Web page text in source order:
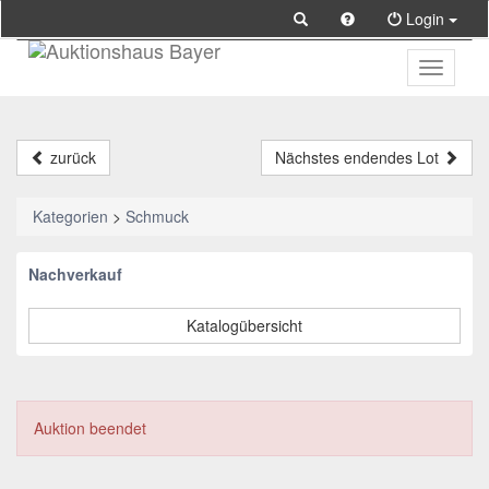
Login
Toggle
primary
zurück Nächstes endendes Lot
Kategorien > Schmuck
Nachverkauf
Katalogübersicht
Auktion beendet